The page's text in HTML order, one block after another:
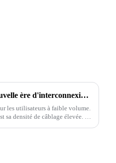
La principale différence entre HDI et PCB ordinaire - une nouvelle ère d'interconnexion haute densité
les utilisateurs à faible volume.
densité de câblage élevée. La